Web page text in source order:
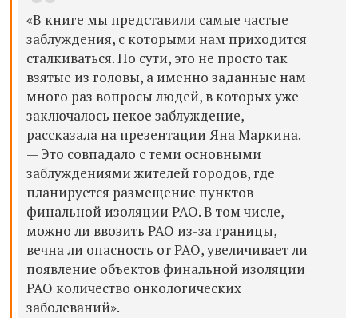
«В книге мы представили самые частые
заблуждения, с которыми нам приходится
сталкиваться. По сути, это не просто так
взятые из головы, а именно заданные нам
много раз вопросы людей, в которых уже
заключалось некое заблуждение, —
рассказала на презентации Яна Маркина.
— Это совпадало с теми основными
заблуждениями жителей городов, где
планируется размещение пунктов
финальной изоляции РАО. В том числе,
можно ли ввозить РАО из-за границы,
вечна ли опасность от РАО, увеличивает ли
появление объектов финальной изоляции
РАО количество онкологических
заболеваний».